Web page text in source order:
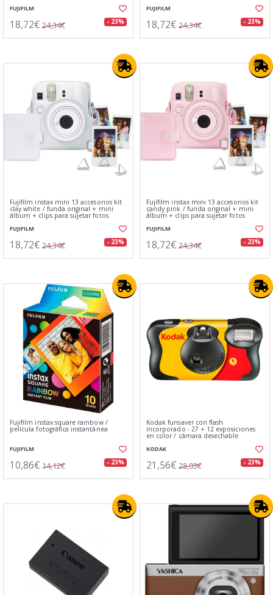
FUJIFILM
18,72€ 24,34€ - 23%
FUJIFILM
18,72€ 24,34€ - 23%
Fujifilm instax mini 13 accesorios kit
clay white / funda original + mini
álbum + clips para sujetar fotos
FUJIFILM
18,72€ 24,34€ - 23%
Fujifilm instax mini 13 accesorios kit
candy pink / funda original + mini
álbum + clips para sujetar fotos
FUJIFILM
18,72€ 24,34€ - 23%
Fujifilm instax square rainbow /
película fotográfica instantánea
FUJIFILM
10,86€ 14,12€ - 23%
Kodak funsaver con flash
incorporado - 27 + 12 exposiciones
en color / cámara desechable
KODAK
21,56€ 28,03€ - 23%